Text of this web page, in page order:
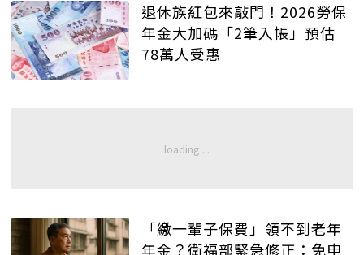
退休族紅包來敲門！2026勞保
年金大加碼「2筆入帳」預估
78萬人受惠
「繳一輩子保費」領不到老年
年金？衛福部緊急修正：免申